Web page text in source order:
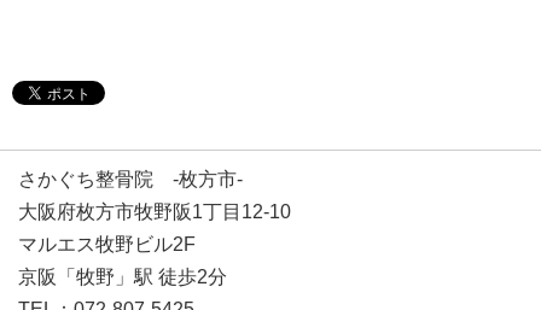
さかぐち整骨院 -枚方市-
大阪府枚方市牧野阪1丁目12-10
マルエス牧野ビル2F
京阪「牧野」駅 徒歩2分